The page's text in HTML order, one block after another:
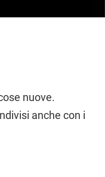
nuove.
anche con i